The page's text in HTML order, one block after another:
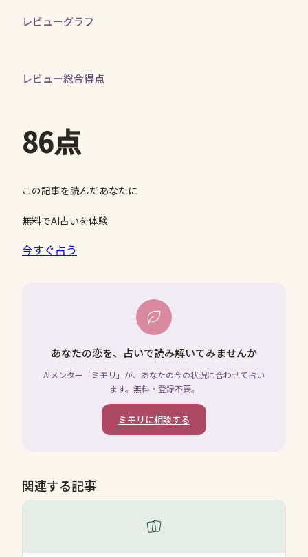
レビューグラフ
レビュー総合得点
86点
この記事を読んだあなたに
無料でAI占いを体験
今すぐ占う
あなたの恋を、占いで読み解いてみませんか
AIメンター「ミモリ」が、あなたの今の状況に合わせて占い
ます。無料・登録不要。
ミモリに相談する
関連する記事